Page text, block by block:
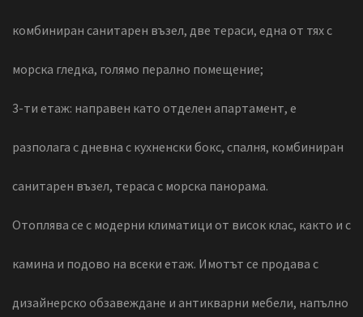
комбиниран санитарен възел, две тераси, една от тях с
морска гледка, голямо перално помещение;
3-ти етаж: направен като отделен апартамент, е
разполага с дневна с кухненски бокс, спалня, комбиниран
санитарен възел, тераса с морска панорама.
Отоплява се с модерни климатици от висок клас, както и с
камина и подово на всеки етаж. Имотът се продава с
дизайнерско обзавеждане и антикварни мебели, напълно